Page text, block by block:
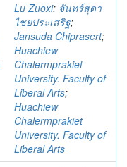
Lu Zuoxi; จันทร์สุดา
ไชยประเสริฐ;
Jansuda Chiprasert;
Huachiew
Chalermprakiet
University. Faculty of
Liberal Arts;
Huachiew
Chalermprakiet
University. Faculty of
Liberal Arts